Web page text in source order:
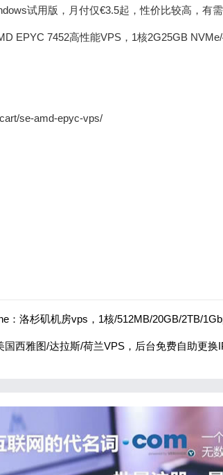
试用版，月付仅€3.5起，性价比较高，有
EPYC 7452高性能VPS，1核2G25GB
se-amd-epyc-vps/
：洛杉矶机房vps，1核/512MB/20GB/2TB/
国西雅图/达拉斯/荷兰VPS，后台免费自助更